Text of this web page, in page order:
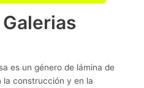
es un género de lámina de
la construcción y en la